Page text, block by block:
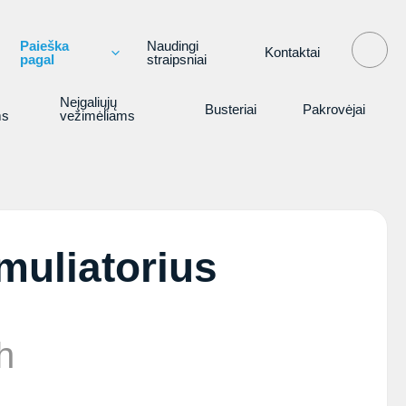
Paieška
pagal
Naudingi
straipsniai
Kontaktai
Neįgaliųjų
vežimėliams
Busteriai Pakrovėjai